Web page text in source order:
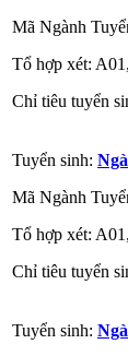
Mã Ngành
Tổ hợp xét:
Chỉ tiêu tuyển
Tuyển sinh:
Mã Ngành
Tổ hợp xét:
Chỉ tiêu tuyển
Tuyển sinh: